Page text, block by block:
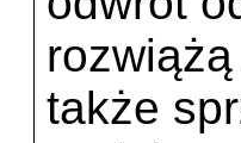
także